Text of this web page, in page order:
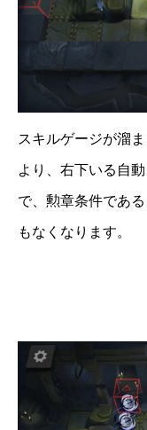
スキルゲージが溜
より、右下いる自
で、勲章条件であ
もなくなります。